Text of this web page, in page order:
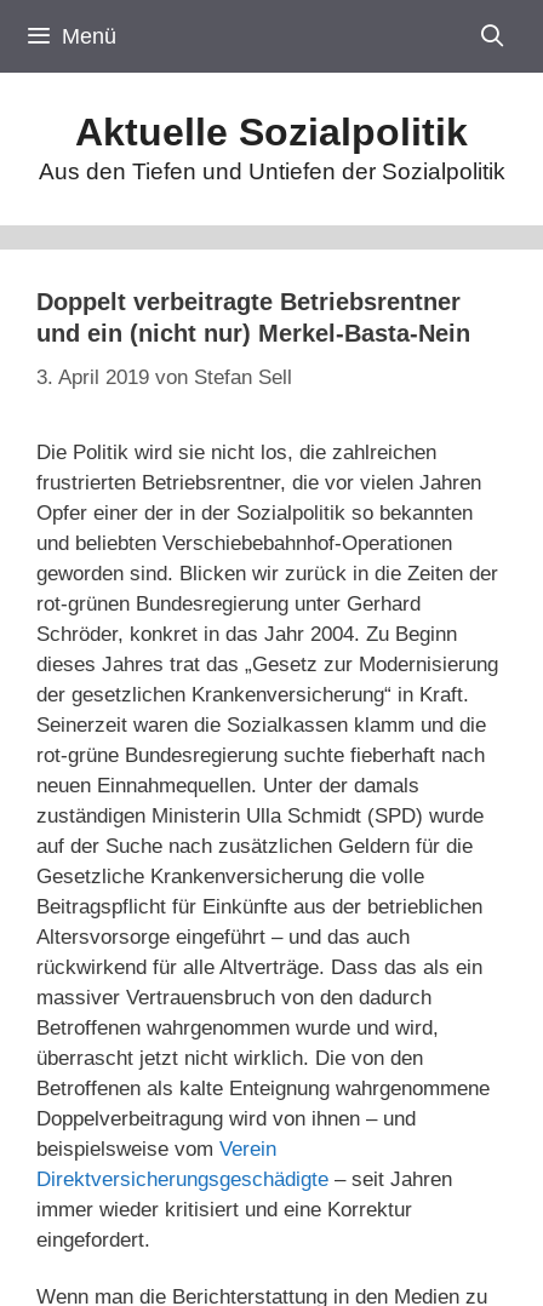
Inhalt
springen
Menü
Aktuelle Sozialpolitik
Aus den Tiefen und Untiefen der Sozialpolitik
Doppelt verbeitragte Betriebsrentner
und ein (nicht nur) Merkel-Basta-Nein
3. April 2019 von Stefan Sell
Die Politik wird sie nicht los, die zahlreichen
frustrierten Betriebsrentner, die vor vielen Jahren
Opfer einer der in der Sozialpolitik so bekannten
und beliebten Verschiebebahnhof-Operationen
geworden sind. Blicken wir zurück in die Zeiten der
rot-grünen Bundesregierung unter Gerhard
Schröder, konkret in das Jahr 2004. Zu Beginn
dieses Jahres trat das „Gesetz zur Modernisierung
der gesetzlichen Krankenversicherung“ in Kraft.
Seinerzeit waren die Sozialkassen klamm und die
rot-grüne Bundesregierung suchte fieberhaft nach
neuen Einnahmequellen. Unter der damals
zuständigen Ministerin Ulla Schmidt (SPD) wurde
auf der Suche nach zusätzlichen Geldern für die
Gesetzliche Krankenversicherung die volle
Beitragspflicht für Einkünfte aus der betrieblichen
Altersvorsorge eingeführt – und das auch
rückwirkend für alle Altverträge. Dass das als ein
massiver Vertrauensbruch von den dadurch
Betroffenen wahrgenommen wurde und wird,
überrascht jetzt nicht wirklich. Die von den
Betroffenen als kalte Enteignung wahrgenommene
Doppelverbeitragung wird von ihnen – und
beispielsweise vom Verein
Direktversicherungsgeschädigte – seit Jahren
immer wieder kritisiert und eine Korrektur
eingefordert.
Wenn man die Berichterstattung in den Medien zu